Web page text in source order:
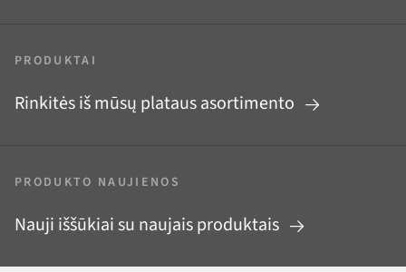
PRODUKTAI
Rinkitės iš mūsų plataus asortimento
PRODUKTO NAUJIENOS
Nauji iššūkiai su naujais produktais